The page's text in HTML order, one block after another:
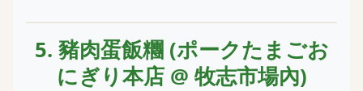
5. 豬肉蛋飯糰 (ポークたまごお
にぎり本店 @ 牧志市場內)